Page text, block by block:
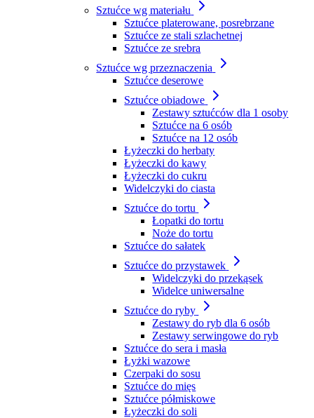
Sztućce wg materiału
Sztućce platerowane, posrebrzane
Sztućce ze stali szlachetnej
Sztućce ze srebra
Sztućce wg przeznaczenia
Sztućce deserowe
Sztućce obiadowe
Zestawy sztućców dla 1 osoby
Sztućce na 6 osób
Sztućce na 12 osób
Łyżeczki do herbaty
Łyżeczki do kawy
Łyżeczki do cukru
Widelczyki do ciasta
Sztućce do tortu
Łopatki do tortu
Noże do tortu
Sztućce do sałatek
Sztućce do przystawek
Widelczyki do przekąsek
Widelce uniwersalne
Sztućce do ryby
Zestawy do ryb dla 6 osób
Zestawy serwingowe do ryb
Sztućce do sera i masła
Łyżki wazowe
Czerpaki do sosu
Sztućce do mięs
Sztućce półmiskowe
Łyżeczki do soli